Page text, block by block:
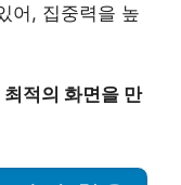
어, 집중력을 높
적의 화면을 만